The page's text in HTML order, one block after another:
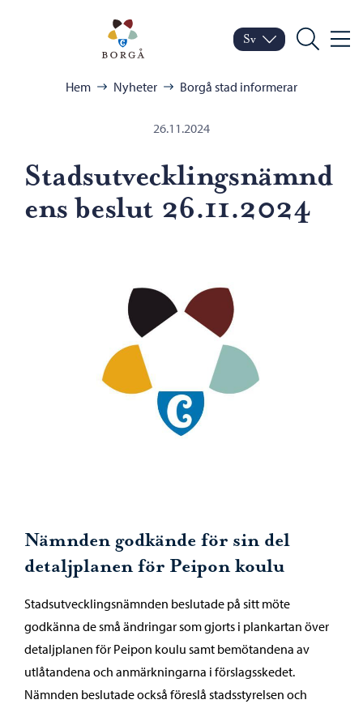
Porvoo – Gå till
Byt språk
Nuvarande språk:
Sv
Sök Meny
Bläddra:Hem Nyheter Borgå stad informerar
26.11.2024
Stadsutvecklingsnämnd
ens beslut 26.11.2024
Nämnden godkände för sin del
detaljplanen för Peipon koulu
Stadsutvecklingsnämnden beslutade på sitt möte
godkänna de små ändringar som gjorts i plankartan över
detaljplanen för Peipon koulu samt bemötandena av
utlåtandena och anmärkningarna i förslagsskedet.
Nämnden beslutade också föreslå stadsstyrelsen och